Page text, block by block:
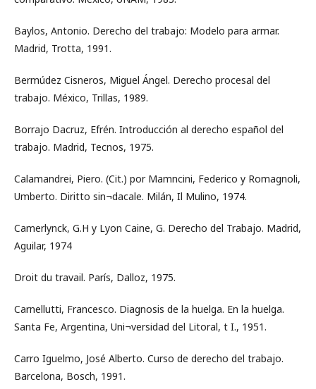
Baylos, Antonio. Derecho del trabajo: Modelo para armar.
Madrid, Trotta, 1991.
Bermúdez Cisneros, Miguel Ángel. Derecho procesal del
trabajo. México, Trillas, 1989.
Borrajo Dacruz, Efrén. Introducción al derecho español del
trabajo. Madrid, Tecnos, 1975.
Calamandrei, Piero. (Cit.) por Mamncini, Federico y Romagnoli,
Umberto. Diritto sin¬dacale. Milán, Il Mulino, 1974.
Camerlynck, G.H y Lyon Caine, G. Derecho del Trabajo. Madrid,
Aguilar, 1974
Droit du travail. París, Dalloz, 1975.
Carnellutti, Francesco. Diagnosis de la huelga. En la huelga.
Santa Fe, Argentina, Uni¬versidad del Litoral, t I., 1951.
Carro Iguelmo, José Alberto. Curso de derecho del trabajo.
Barcelona, Bosch, 1991.